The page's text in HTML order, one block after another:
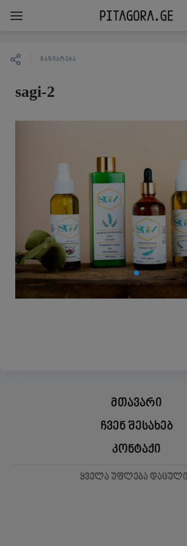
ᲒᲐᲖᲘᲐᲠᲔᲑᲐ
sagi-2
მთავარი
ჩვენ შესახებ
კონტაქი
ყველა უფლება